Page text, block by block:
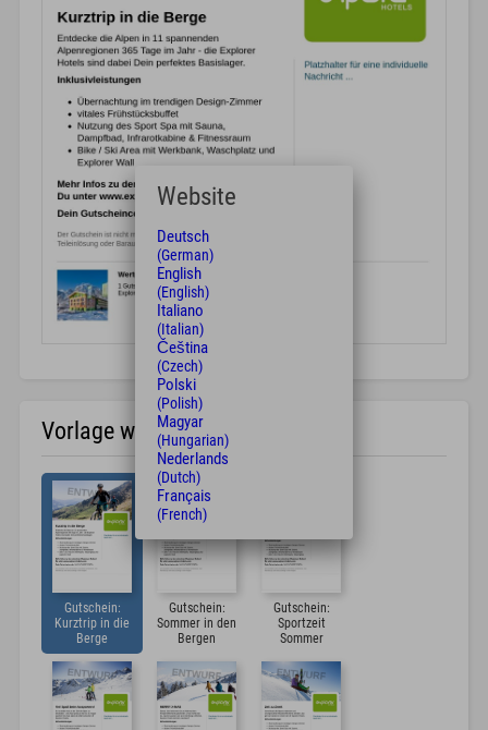
Vorlage wählen
Gutschein:
Kurztrip in die
Berge
Gutschein:
Sommer in den
Bergen
Gutschein:
Sportzeit
Sommer
Website
Deutsch
(German)
English
(English)
Italiano
(Italian)
Čeština
(Czech)
Polski
(Polish)
Magyar
(Hungarian)
Nederlands
(Dutch)
Français
(French)